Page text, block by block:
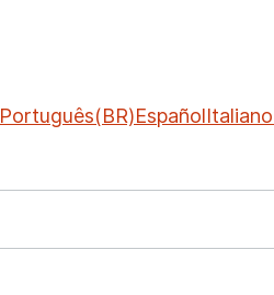
Português(BR)EspañolItaliano